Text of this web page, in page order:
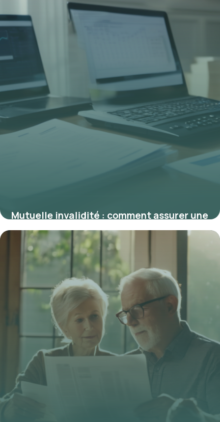
Mutuelle invalidité : comment assurer une
protection optimale en cas d’incapacité
9 mars 2026